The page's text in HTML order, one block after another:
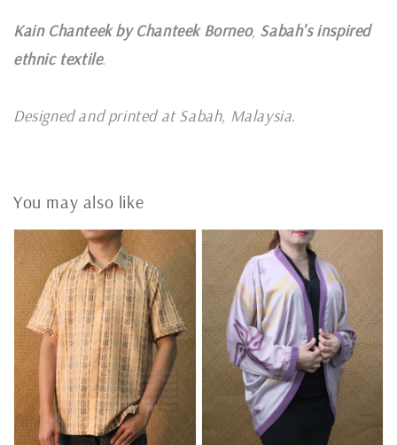
Kain Chanteek by Chanteek Borneo, Sabah's inspired
ethnic textile.
Designed and printed at Sabah, Malaysia.
You may also like